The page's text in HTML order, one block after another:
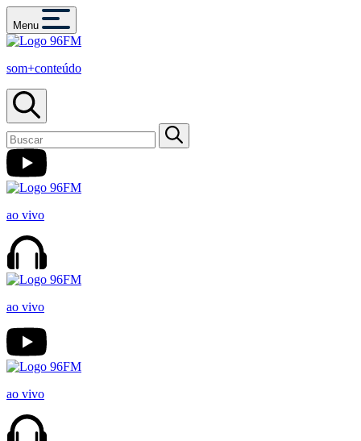
Menu
som+conteúdo
ao vivo
ao vivo
ao vivo